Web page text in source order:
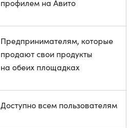
профилем на Авито
Предпринимателям, которые
продают свои продукты
на обеих площадках
Доступно всем пользователям